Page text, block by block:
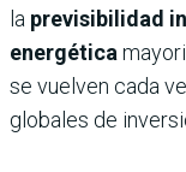
la previsibilidad
energética
se vuelven cada
globales de